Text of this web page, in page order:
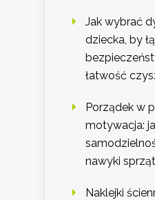
Jak wybrać
dziecka, by
łatwość
Porządek w
motywacja:
nawyki
Naklejki